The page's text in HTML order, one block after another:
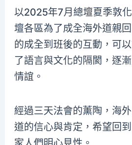
以2025年7月總壇夏季敦
壇各區為了成全海外道親
的成全到班後的互動，可
了語言與文化的隔閡，逐
情誼。
經過三天法會的薰陶，海
道的信心與肯定，希望回